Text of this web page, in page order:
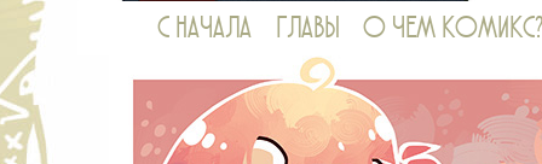
С НАЧАЛА ГЛАВЫ О ЧЕМ